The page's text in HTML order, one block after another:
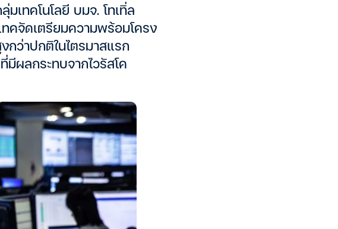
มเทคโนโลยี บมจ. โทเทิ่ล
คจัดเตรียมความพร้อมโครง
ว่าปกติในไตรมาสแรก
มีผลกระทบจากไวรัสโค